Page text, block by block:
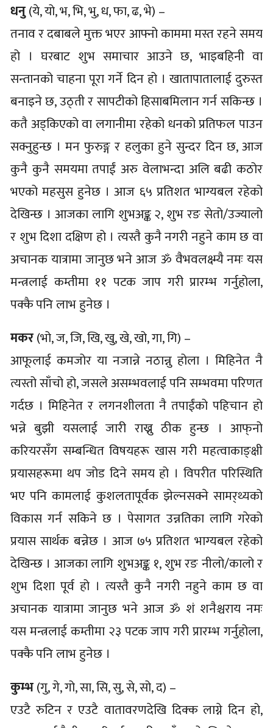
धनु(ये, यो, भ, भि, भु, ध, फा, ढ, भे) –
तनाव र दबाबले मुक्त भएर आफ्नो काममा मस्त रहने समय
हो । घरबाट शुभ समाचार आउने छ, भाइबहिनी वा
सन्तानको चाहना पूरा गर्ने दिन हो । खातापातालाई दुरुस्त
बनाइने छ, उठ्ती र सापटीको हिसाबमिलान गर्न सकिन्छ ।
कतै अड्किएको वा लगानीमा रहेको धनको प्रतिफल पाउन
सक्नुहुन्छ । मन फुरुङ्ग र हलुका हुने सुन्दर दिन छ, आज
कुनै कुनै समयमा तपाईं अरु वेलाभन्दा अलि बढी कठोर
भएको महसुस हुनेछ । आज ६५ प्रतिशत भाग्यबल रहेको
देखिन्छ । आजका लागि शुभअङ्क २, शुभ रङ सेतो/उज्यालो
र शुभ दिशा दक्षिण हो । त्यस्तै कुनै नगरी नहुने काम छ वा
अचानक यात्रामा जानुछ भने आज ॐ वैभवलक्ष्म्यै नमः यस
मन्त्रलाई कम्तीमा ११ पटक जाप गरी प्रारम्भ गर्नुहोला,
पक्कै पनि लाभ हुनेछ ।
मकर(भो, ज, जि, खि, खु, खे, खो, गा, गि) –
आफूलाई कमजोर या नजान्ने नठान्नु होला । मिहिनेत नै
त्यस्तो साँचो हो, जसले असम्भवलाई पनि सम्भवमा परिणत
गर्दछ । मिहिनेत र लगनशीलता नै तपाईंको पहिचान हो
भन्ने बुझी यसलाई जारी राख्नु ठीक हुन्छ । आफ्‌नो
करियरसँग सम्बन्धित विषयहरू खास गरी महत्वाकाङ्क्षी
प्रयासहरूमा थप जोड दिने समय हो । विपरीत परिस्थिति
भए पनि कामलाई कुशलतापूर्वक झेल्नसक्ने सामर्‌थ्यको
विकास गर्न सकिने छ । पेसागत उन्नतिका लागि गरेको
प्रयास सार्थक बन्नेछ । आज ७५ प्रतिशत भाग्यबल रहेको
देखिन्छ । आजका लागि शुभअङ्क १, शुभ रङ नीलो/कालो र
शुभ दिशा पूर्व हो । त्यस्तै कुनै नगरी नहुने काम छ वा
अचानक यात्रामा जानुछ भने आज ॐ शं शनैश्चराय नमः
यस मन्त्रलाई कम्तीमा २३ पटक जाप गरी प्रारम्भ गर्नुहोला,
पक्कै पनि लाभ हुनेछ ।
कुम्भ(गु, गे, गो, सा, सि, सु, से, सो, द) –
एउटै रुटिन र एउटै वातावरणदेखि दिक्क लाग्ने दिन हो,